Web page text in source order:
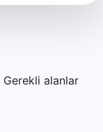
Gerekli alanlar